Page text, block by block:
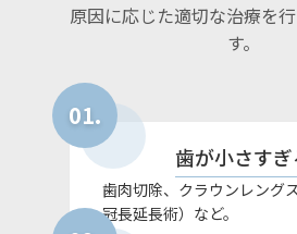
原因に応じた適切な治療を
す。
歯が小さすぎ
歯肉切除、クラウンレング
冠長延長術）など。